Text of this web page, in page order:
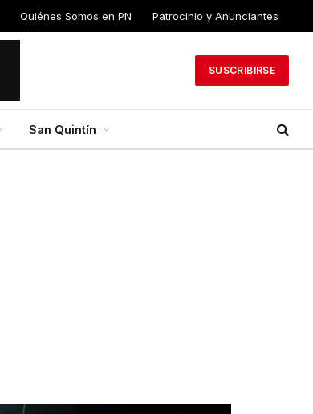
Quiénes Somos en PN Patrocinio y Anunciantes
SUSCRIBIRSE
San Quintín